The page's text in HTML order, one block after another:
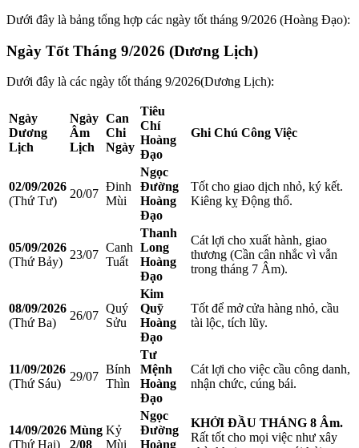
Dưới đây là bảng tổng hợp các ngày tốt tháng 9/2026 (Hoàng Đạo):
Ngày Tốt Tháng 9/2026 (Dương Lịch)
Dưới đây là các ngày tốt tháng 9/2026(Dương Lịch):
Ngày
Dương
Lịch
Ngày
Âm
Lịch
Can
Chi
Ngày
Tiêu
Chí
Hoàng
Đạo
Ghi Chú Công Việc
02/09/2026
(Thứ Tư)
20/07
Đinh
Mùi
Ngọc
Đường
Hoàng
Đạo
Tốt cho giao dịch nhỏ, ký kết.
Kiêng kỵ Động thổ.
05/09/2026
(Thứ Bảy)
23/07
Canh
Tuất
Thanh
Long
Hoàng
Đạo
Cát lợi cho xuất hành, giao
thương (Cần cân nhắc vì vẫn
trong tháng 7 Âm).
08/09/2026
(Thứ Ba)
26/07
Quý
Sửu
Kim
Quỹ
Hoàng
Đạo
Tốt để mở cửa hàng nhỏ, cầu
tài lộc, tích lũy.
11/09/2026
(Thứ Sáu)
29/07
Bính
Thìn
Tư
Mệnh
Hoàng
Đạo
Cát lợi cho việc cầu công danh,
nhận chức, cúng bái.
14/09/2026
(Thứ Hai)
Mùng
2/08
Kỷ
Mùi
Ngọc
Đường
Hoàng
KHỞI ĐẦU THÁNG 8 Âm.
Rất tốt cho mọi việc như xây